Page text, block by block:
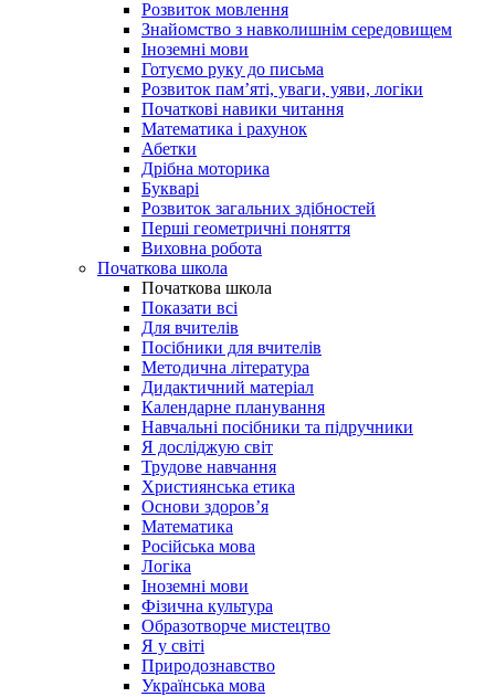
Розвиток мовлення
Знайомство з навколишнім середовищем
Іноземні мови
Готуємо руку до письма
Розвиток пам’яті, уваги, уяви, логіки
Початкові навики читання
Математика і рахунок
Абетки
Дрібна моторика
Букварі
Розвиток загальних здібностей
Перші геометричні поняття
Виховна робота
Початкова школа
Початкова школа
Показати всі
Для вчителів
Посібники для вчителів
Методична література
Дидактичний матеріал
Календарне планування
Навчальні посібники та підручники
Я досліджую світ
Трудове навчання
Християнська етика
Основи здоров’я
Математика
Російська мова
Логіка
Іноземні мови
Фізична культура
Образотворче мистецтво
Я у світі
Природознавство
Українська мова